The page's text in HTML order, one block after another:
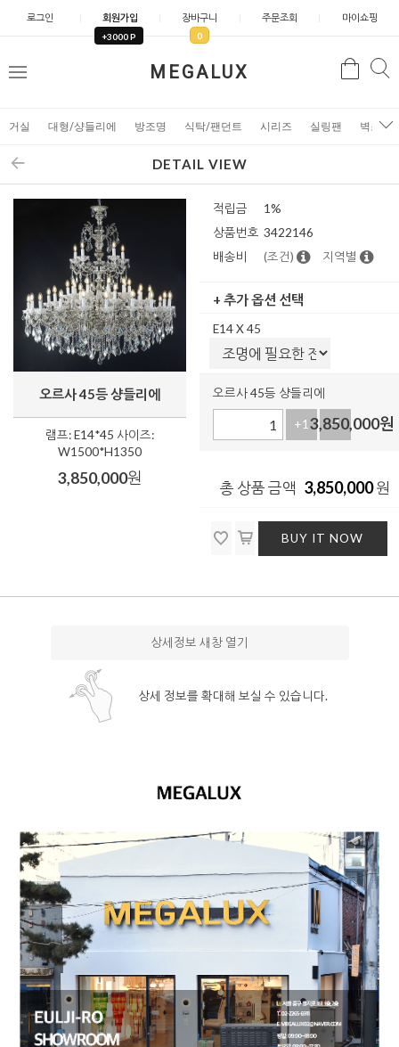
로그인 회원가입
+3000 P
장바구니
0
주문조회 마이쇼핑
MEGALUX
메
검
거실 대형/샹들리에 방조명 식탁/팬던트 시리즈 실링팬 벽조명
DETAIL VIEW
오르사 45등 샹들리에
램프: E14*45 사이즈:
W1500*H1350
3,850,000원
적립금
1%
상품번호 3422146
배송비
(조건) 지역별
+ 추가 옵션 선택
E14 X 45
오르사 45등 샹들리에
+1 -1
3,850,000원
총 상품 금액 3,850,000원
BUY IT NOW
상세정보 새창 열기
상세 정보를 확대해 보실 수 있습니다.